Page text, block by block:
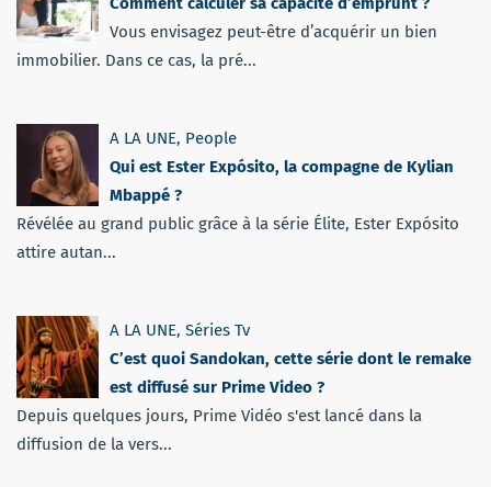
Vous envisagez peut-être d’acquérir un bien
immobilier. Dans ce cas, la pré...
A LA UNE, People
Qui est Ester Expósito, la compagne de Kylian
Mbappé ?
Révélée au grand public grâce à la série Élite, Ester Expósito
attire autan...
A LA UNE, Séries Tv
C’est quoi Sandokan, cette série dont le remake
est diffusé sur Prime Video ?
Depuis quelques jours, Prime Vidéo s'est lancé dans la
diffusion de la vers...